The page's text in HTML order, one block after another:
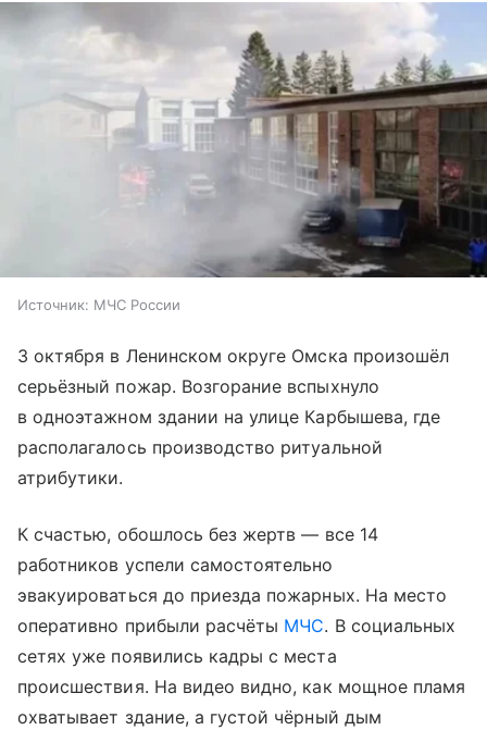
Источник: МЧС России
3 октября в Ленинском округе Омска произошёл
серьёзный пожар. Возгорание вспыхнуло
в одноэтажном здании на улице Карбышева, где
располагалось производство ритуальной
атрибутики.
К счастью, обошлось без жертв — все 14
работников успели самостоятельно
эвакуироваться до приезда пожарных. На место
оперативно прибыли расчёты МЧС. В социальных
сетях уже появились кадры с места
происшествия. На видео видно, как мощное пламя
охватывает здание, а густой чёрный дым